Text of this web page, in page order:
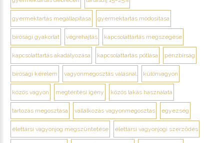
gyermektartás megállapítása gyermektartás módosítása
bírósági gyakorlat végrehajtás kapcsolattartás megszegése
kapcsolattartás akadályozása kapcsolattartás pótlása pénzbírság
bírósági kérelem vagyonmegosztás válásnál különvagyon
közös vagyon megtérítési igény közös lakás használata
tartozás megosztása vállalkozás vagyonmegosztás egyezség
élettársi vagyonjog megszüntetése élettársi vagyonjogi szerződés